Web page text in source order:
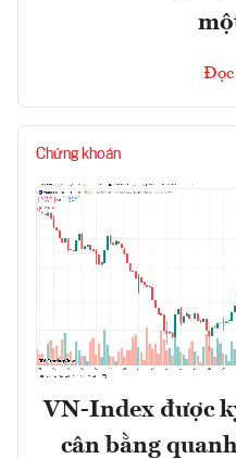
Đọc
Chứng khoán
VN-Index được
cân bằng